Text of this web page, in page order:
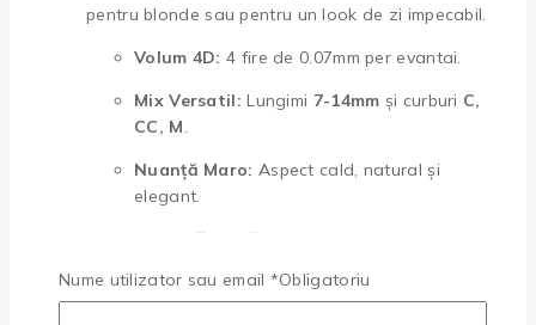
pentru blonde sau pentru un look de zi impecabil.
Volum 4D: 4 fire de 0.07mm per evantai.
Mix Versatil: Lungimi 7-14mm și curburi C,
CC, M.
Nuanță Maro: Aspect cald, natural și
elegant.
Eficiență:
Bază subțire pentru o aplicare
Nume utilizator sau email *Obligatoriu